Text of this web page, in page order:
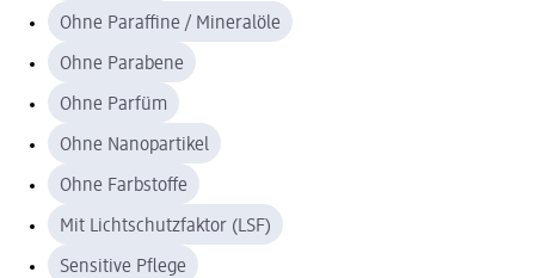
Ohne Paraffine / Mineralöle
Ohne Parabene
Ohne Parfüm
Ohne Nanopartikel
Ohne Farbstoffe
Mit Lichtschutzfaktor (LSF)
Sensitive Pflege